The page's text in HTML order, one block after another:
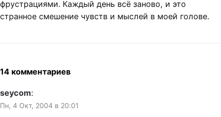
фрустрациями. Каждый день всё заново, и это
странное смешение чувств и мыслей в моей голове.
14 комментариев
seycom:
Пн, 4 Окт, 2004 в 20:01